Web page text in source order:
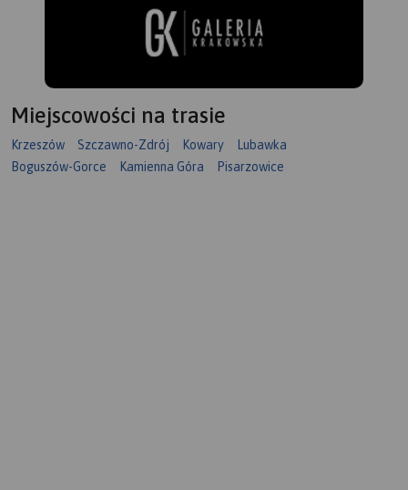
Miejscowości na trasie
Krzeszów Szczawno-Zdrój Kowary
Lubawka
Boguszów-Gorce
Kamienna Góra Pisarzowice